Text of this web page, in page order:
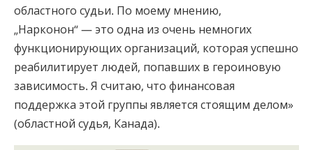
областного судьи. По моему мнению,
„Нарконон“ — это одна из очень немногих
функционирующих организаций, которая успешно
реабилитирует людей, попавших в героиновую
зависимость. Я считаю, что финансовая
поддержка этой группы является стоящим делом»
(областной судья, Канада).